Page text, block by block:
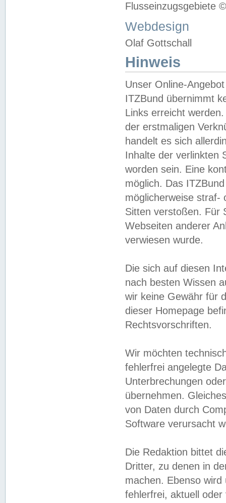
Flusseinzugsgebiete
Webdesign
Olaf Gottschall
Hinweis
Unser Online-
ITZBund übernimmt
Links erreicht
der erstmaligen
handelt es sich
Inhalte der verlinkten
worden sein. Eine
möglich. Das
möglicherweise straf-
Sitten verstoßen. Für
Webseiten anderer
verwiesen wurde.
Die sich auf diesen
nach besten Wissen
wir keine Gewähr für
dieser Homepage
Rechtsvorschriften.
Wir möchten
fehlerfrei angelegte
Unterbrechungen
übernehmen.
von Daten durch
Software verursacht
Die Redaktion bittet
Dritter, zu denen in
machen. Ebenso
fehlerfrei, aktuell oder